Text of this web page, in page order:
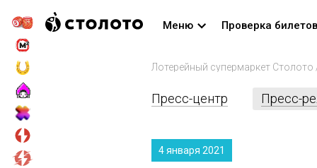
Меню Проверка билетов
Лотерейный супермаркет Столото
Пресс-центр Пресс-
4 января 2021